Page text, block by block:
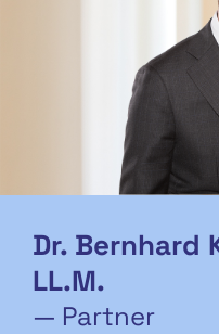
Dr. Bernhard
LL.M.
— Partner